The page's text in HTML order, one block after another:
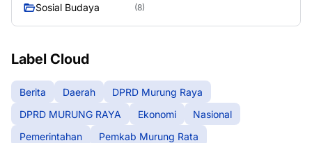
Sosial Budaya (8)
Label Cloud
Berita Daerah
DPRD Murung Raya
DPRD MURUNG RAYA
Ekonomi
Nasional
Pemerintahan
Pemkab Murung Rata